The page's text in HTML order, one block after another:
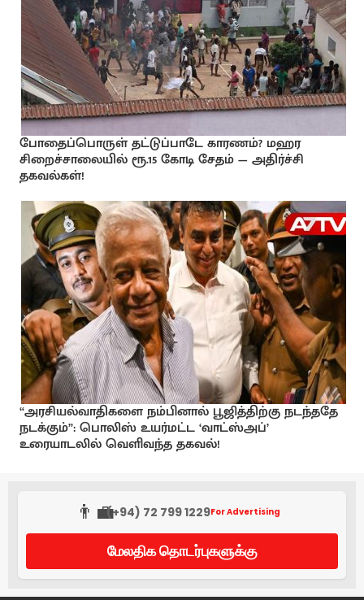
போதைப்பொருள் தட்டுப்பாடே காரணம்? மஹர
சிறைச்சாலையில் ரூ.15 கோடி சேதம் — அதிர்ச்சி
தகவல்கள்!
“அரசியல்வாதிகளை நம்பினால் பூஜித்திற்கு நடந்ததே
நடக்கும்”: பொலிஸ் உயர்மட்ட ‘வாட்ஸ்அப்’
உரையாடலில் வெளிவந்த தகவல்!
👨‍💼(+94) 72 799 1229For Advertising
மேலதிக தொடர்புகளுக்கு